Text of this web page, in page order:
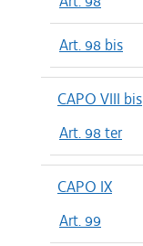
Art. 98 bis
CAPO VIII bis
Art. 98 ter
CAPO IX
Art. 99